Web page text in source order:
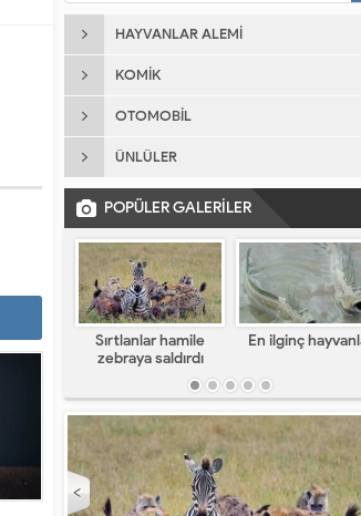
HAYVANLAR ALEMI
KOMIK
OTOMOBIL
ÜNLÜLER
POPÜLER GALERİLER
Sırtlanlar hamile
zebraya saldırdı
En ilginç